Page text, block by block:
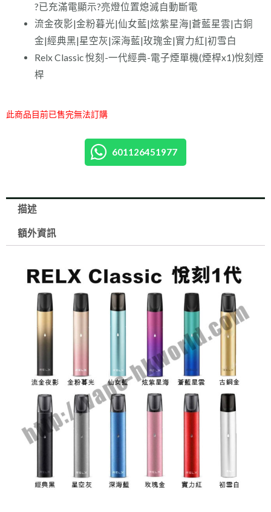
?已充滿電顯示?亮燈位置熄滅自動斷電
流金夜影|金粉暮光|仙女藍|炫紫星海|蒼藍星雲|古銅
金|經典黑|星空灰|深海藍|玫瑰金|實力紅|初雪白
Relx Classic 悅刻-一代經典-電子煙單機(煙桿x1)悅刻煙
桿
此商品目前已售完無法訂購
601126451977
描述
額外資訊